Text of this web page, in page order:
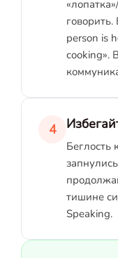
person is
cooking».
4
Беглость
тишине
Speaking.